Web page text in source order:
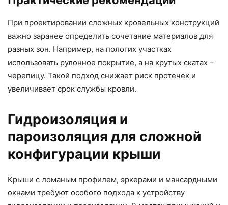
При проектировании сложных кровельных конструкций
важно заранее определить сочетание материалов для
разных зон. Например, на пологих участках
использовать рулонное покрытие, а на крутых скатах –
черепицу. Такой подход снижает риск протечек и
увеличивает срок службы кровли.
Гидроизоляция и
пароизоляция для сложной
конфигурации крыши
Крыши с ломаным профилем, эркерами и мансардными
окнами требуют особого подхода к устройству